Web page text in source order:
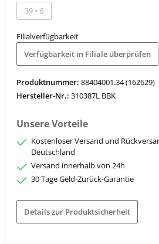
39 • 6
Filialverfügbarkeit
Verfügbarkeit in Filiale überprüfen
Produktnummer: 88404001.34 (162629)
Hersteller-Nr.: 310387L BBK
Unsere Vorteile
Kostenloser Versand und
Deutschland
Versand innerhalb von 24h
30 Tage Geld-Zurück-Garantie
Details zur Produktsicherheit